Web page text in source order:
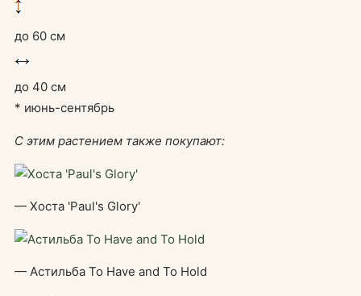
до 60 см
до 40 см
* июнь-сентябрь
С этим растением также покупают:
— Хоста 'Paul's Glory'
— Астильба To Have and To Hold